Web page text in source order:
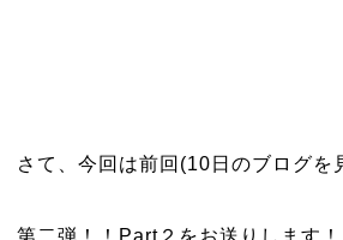
さて、今回は前回(10日のブログを
第二弾！！Part２をお送りします！